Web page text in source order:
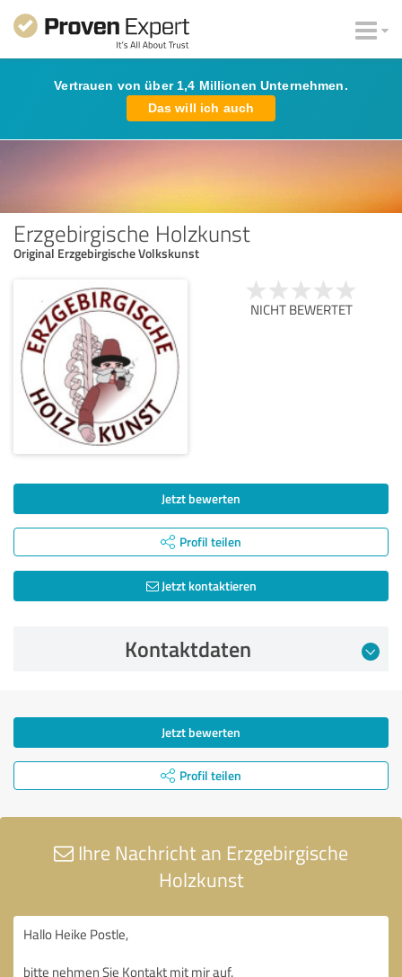
Vertrauen von über 1,4 Millionen Unternehmen.
Das will ich auch
Erzgebirgische Holzkunst
Original Erzgebirgische Volkskunst
NICHT BEWERTET
Jetzt bewerten
Profil teilen
Jetzt kontaktieren
Kontaktdaten
Jetzt bewerten
Profil teilen
Ihre Nachricht an Erzgebirgische
Holzkunst